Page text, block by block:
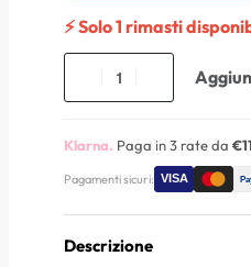
⚡ Solo 1 rimasti
Klarna. Paga in 3 rate da
Pagamenti sicuri:
Descrizione